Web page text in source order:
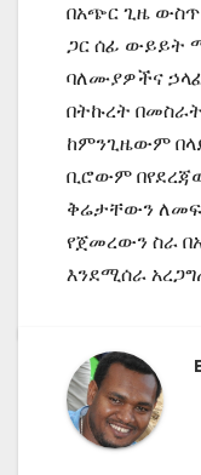
በአጭር ጊዜ
ጋር ሰፊ ውይይት
ባለሙያዎችና
በትኩረት
ከምንጊዜውም በላይ
ቢሮውም
ቅሬታቸውን
የጀመረውን ስራ
እንደሚሰራ